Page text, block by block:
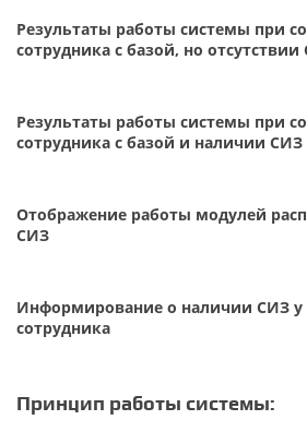
Результаты работы системы при
сотрудника с базой, но
Результаты работы системы при
сотрудника с базой и наличии СИЗ
Отображение работы модулей
СИЗ
Информирование о наличии СИЗ у
сотрудника
Принцип работы системы: